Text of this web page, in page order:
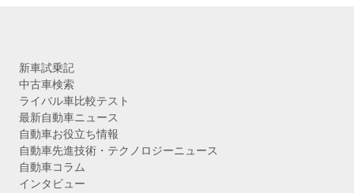
新車試乗記
中古車検索
ライバル車比較テスト
最新自動車ニュース
自動車お役立ち情報
自動車先進技術・テクノロジーニュース
自動車コラム
インタビュー